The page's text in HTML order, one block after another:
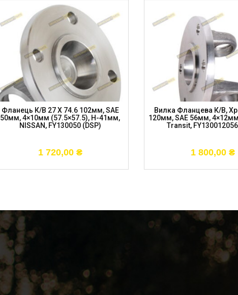
Фланець К/в 27 X 74.6 102мм, SAE
50мм, 4×10мм (57.5×57.5), H-41мм,
NISSAN, FY130050 (DSP)
1 720,00 ₴
Вилка Фланцева К/в,
120мм, SAE 56мм,
Transit,
1 800,00 ₴